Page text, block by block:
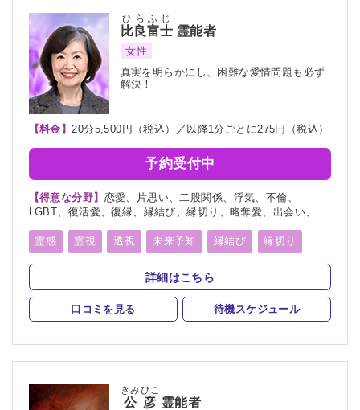
比良富士
ひらふじ
霊能者
女性
真実を明らかにし、困難な愛情問題も必ず
解決！
【料金】 20分5,500円（税込）／以降1分ごとに275円（税込）
予約受付中
【得意な分野】 恋愛、片思い、二股関係、浮気、不倫、
LGBT、復活愛、復縁、縁結び、縁切り、略奪愛、出会い、相
間関係、人生相談、健康、ペット、物探し
霊感 霊視 透視 未来予知 縁結び 縁切り
言霊 死者霊の降霊
詳細はこちら
口コミを見る 待機スケジュール
公彦
きみひこ
霊能者